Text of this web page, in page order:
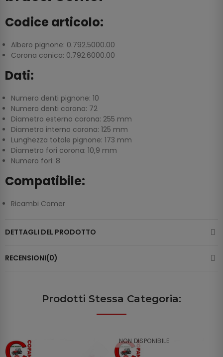
Codice articolo:
Albero pignone: 0.792.5000.00
Corona conica: 0.792.6000.00
Dati:
Numero denti pignone: 10
Numero denti corona: 72
Diametro esterno corona: 255 mm
Diametro interno corona: 125 mm
Lunghezza totale pignone: 173 mm
Diametro fori corona: 10,9 mm
Numero fori: 8
Compatibile:
Ricambi Comer
DETTAGLI DEL PRODOTTO
RECENSIONI(0)
Prodotti Stessa Categoria:
NON DISPONIBILE